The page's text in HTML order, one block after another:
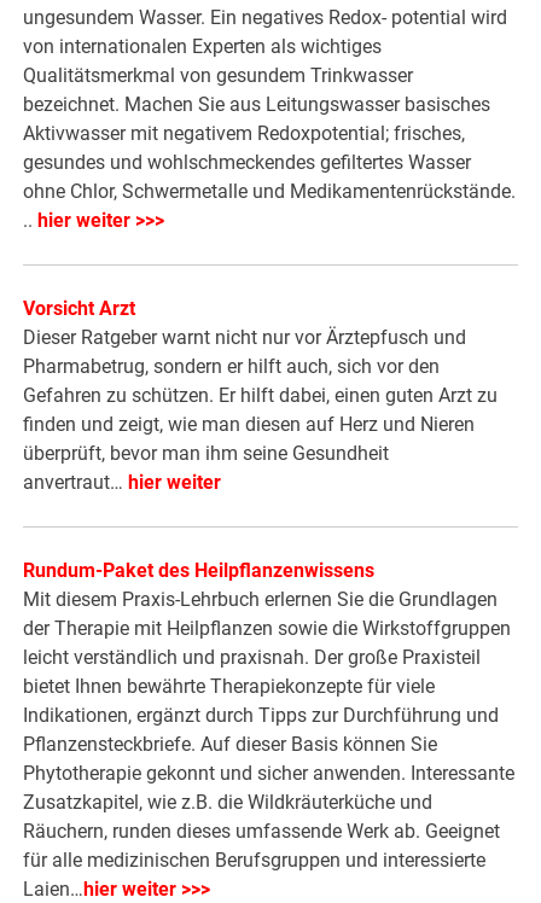
ungesundem Wasser. Ein negatives Redox- potential wird
von internationalen Experten als wichtiges
Qualitätsmerkmal von gesundem Trinkwasser
bezeichnet. Machen Sie aus Leitungswasser basisches
Aktivwasser mit negativem Redoxpotential; frisches,
gesundes und wohlschmeckendes gefiltertes Wasser
ohne Chlor, Schwermetalle und Medikamentenrückstände.
.. hier weiter >>>
Vorsicht Arzt
Dieser Ratgeber warnt nicht nur vor Ärztepfusch und
Pharmabetrug, sondern er hilft auch, sich vor den
Gefahren zu schützen. Er hilft dabei, einen guten Arzt zu
finden und zeigt, wie man diesen auf Herz und Nieren
überprüft, bevor man ihm seine Gesundheit
anvertraut… hier weiter
Rundum-Paket des Heilpflanzenwissens
Mit diesem Praxis-Lehrbuch erlernen Sie die Grundlagen
der Therapie mit Heilpflanzen sowie die Wirkstoffgruppen
leicht verständlich und praxisnah. Der große Praxisteil
bietet Ihnen bewährte Therapiekonzepte für viele
Indikationen, ergänzt durch Tipps zur Durchführung und
Pflanzensteckbriefe. Auf dieser Basis können Sie
Phytotherapie gekonnt und sicher anwenden. Interessante
Zusatzkapitel, wie z.B. die Wildkräuterküche und
Räuchern, runden dieses umfassende Werk ab. Geeignet
für alle medizinischen Berufsgruppen und interessierte
Laien… hier weiter >>>